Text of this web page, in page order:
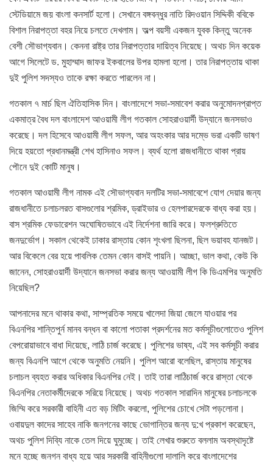
স্টেডিয়ামে জয় বাংলা কনসার্ট হলো। সেখানে বঙ্গবন্ধুর নাতি রিদওয়ান সিদ্দিকী ববিকে
বিশাল নিরাপত্তা বহর নিয়ে চলতে দেখলাম। অল্প বয়সী একজন যুবক কিন্তু অনেক
বেশী সৌভাগ্যবান। কেননা রাষ্ট্র তার নিরাপত্তার দায়িত্ব নিয়েছে। অথচ দিন কয়েক
আগে সিলেটে ড. মুহাম্মাদ জাফর ইকবালের উপর হামলা হলো। তার নিরাপত্তায় থাকা
দুই পুলিশ সদস্যও তাকে রক্ষা করতে পারলেন না।
গতকাল ৭ মার্চ ছিল ঐতিহাসিক দিন। বাংলাদেশে সভা-সমাবেশ করার অনুমোদনপ্রাপ্ত
একমাত্র বৈধ দল বাংলাদেশ আওয়ামী লীগ গতকাল সোহরাওয়ার্দী উদ্যানে জনসভাও
করেছে। দল হিসেবে আওয়ামী লীগ সফল, আর অহংকার আর দম্ভে ভরা একটি ভাষণ
দিয়ে হয়তো প্রধানমন্ত্রী শেখ হাসিনাও সফল। ব্যর্থ হলো রাজধানীতে থাকা প্রায়
পৌনে দুই কোটি মানুষ।
গতকাল আওয়ামী লীগ নামক এই সৌভাগ্যবান দলটির সভা-সমাবেশে যোগ দেয়ার জন্য
রাজধানীতে চলাচলরত বাসগুলোর শ্রমিক, ড্রাইভার ও হেলপারদেরকে বাধ্য করা হয়।
বাস শ্রমিক ফেডারেশন অঘোষিতভাবে এই নির্দেশনা জারি করে। ফলশ্রুতিতে
জনদুর্ভোগ। সকাল থেকেই ঢাকার রাস্তায় কোন শৃংখলা ছিলনা, ছিল ভয়াবহ যানজট।
আর বিকেলে বের হয়ে পাবলিক তেমন কোন বাসই পায়নি। আচ্ছা, ভাল কথা, কেউ কি
জানেন, সোহরাওয়ার্দী উদ্যানে জনসভা করার জন্য আওয়ামী লীগ কি ডিএমপির অনুমতি
নিয়েছিল?
আপনাদের মনে থাকার কথা, সাম্প্রতিক সময়ে খালেদা জিয়া জেলে যাওয়ার পর
বিএনপির শান্তিপুর্ন মানব বন্ধন বা কালো পতাকা প্রদর্শনের মত কর্মসূচীগুলোতেও পুলিশ
বেপরোয়াভাবে বাধা দিয়েছে, লাঠি চার্জ করেছে। পুলিশের ভাষ্য, এই সব কর্মসূচী করার
জন্য বিএনপি আগে থেকে অনুমতি নেয়নি। পুলিশ আরো বলেছিল, রাস্তায় মানুষের
চলাচল ব্যহত করার অধিকার বিএনপির নেই। তাই তারা লাঠিচার্জ করে রাস্তা থেকে
বিএনপির নেতাকর্মীদেরকে সরিয়ে নিয়েছে। অথচ গতকাল সারাদিন মানুষের চলাচলকে
জিম্মি করে সরকারী বাহিনী এত বড় মিটিং করলো, পুলিশের চোখে সেটা পড়লোনা।
ওবায়দুল কাদের সাহেব নাকি জনগনের কাছে ভোগান্তির জন্য দু:খ প্রকাশ করেছেন,
অথচ পুলিশ দিব্যি নাকে তেল দিয়ে ঘুমুচ্ছে। তাই লেখার শুরুতে বললাম অবস্থাদৃষ্টে
মনে হচ্ছে জনগন বাধ্য হয়ে আর সরকারী বাহিনীগুলো দালালি করে বাংলাদেশের